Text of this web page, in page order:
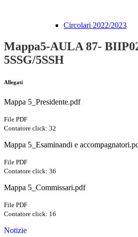
Circolari 2022/2023
Mappa5-AULA 87-
5SSG/5SSH
Allegati
Mappa 5_Presidente.pdf
File PDF
Contatore click: 32
Mappa 5_Esaminandi e
File PDF
Contatore click: 36
Mappa 5_Commissari.pdf
File PDF
Contatore click: 16
Notizie